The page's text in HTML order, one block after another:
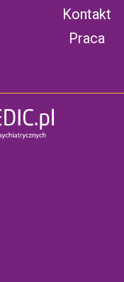
Kontakt
Praca